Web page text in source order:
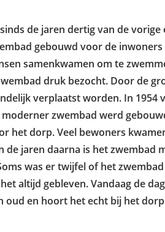
de jaren dertig van de vorige
gebouwd voor de
samenkwamen om te
druk bezocht. Door de
verplaatst worden. In 1954
zwembad werd
het dorp. Veel bewoners
de jaren daarna is het zwembad
was er twijfel of het
altijd gebleven. Vandaag de
oud en hoort het echt bij het